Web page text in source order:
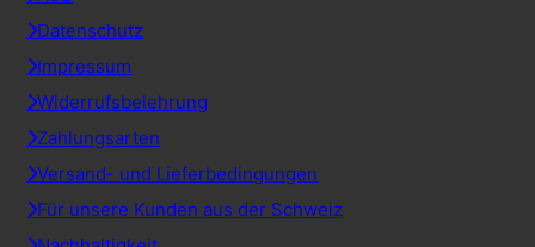
Datenschutz
Impressum
Widerrufsbelehrung
Zahlungsarten
Versand- und Lieferbedingungen
Für unsere Kunden aus der Schweiz